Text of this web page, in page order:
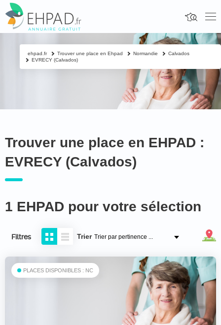
Trouver une place en EHPAD :
EVRECY (Calvados)
1 EHPAD pour votre sélection
Filtres Trier
PLACES DISPONIBLES : NC
ehpad.fr Trouver une place en Ehpad Normandie
Calvados
EVRECY (Calvados)